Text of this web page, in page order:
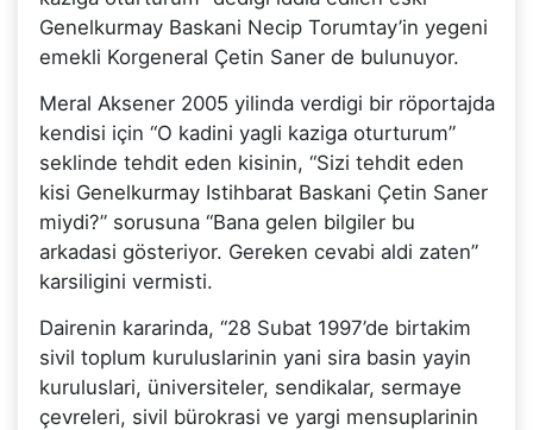
Genelkurmay Baskani Necip Torumtay’in yegeni
emekli Korgeneral Çetin Saner de bulunuyor.
Meral Aksener 2005 yilinda verdigi bir röportajda
kendisi için “O kadini yagli kaziga oturturum”
seklinde tehdit eden kisinin, “Sizi tehdit eden
kisi Genelkurmay Istihbarat Baskani Çetin Saner
miydi?” sorusuna “Bana gelen bilgiler bu
arkadasi gösteriyor. Gereken cevabi aldi zaten”
karsiligini vermisti.
Dairenin kararinda, “28 Subat 1997’de birtakim
sivil toplum kuruluslarinin yani sira basin yayin
kuruluslari, üniversiteler, sendikalar, sermaye
çevreleri, sivil bürokrasi ve yargi mensuplarinin